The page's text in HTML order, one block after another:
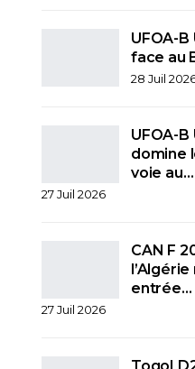
UFOA-B
face au
28 Juil
UFOA-B
domine
voie au…
27 Juil 2026
CAN F
entrée…
27 Juil 2026